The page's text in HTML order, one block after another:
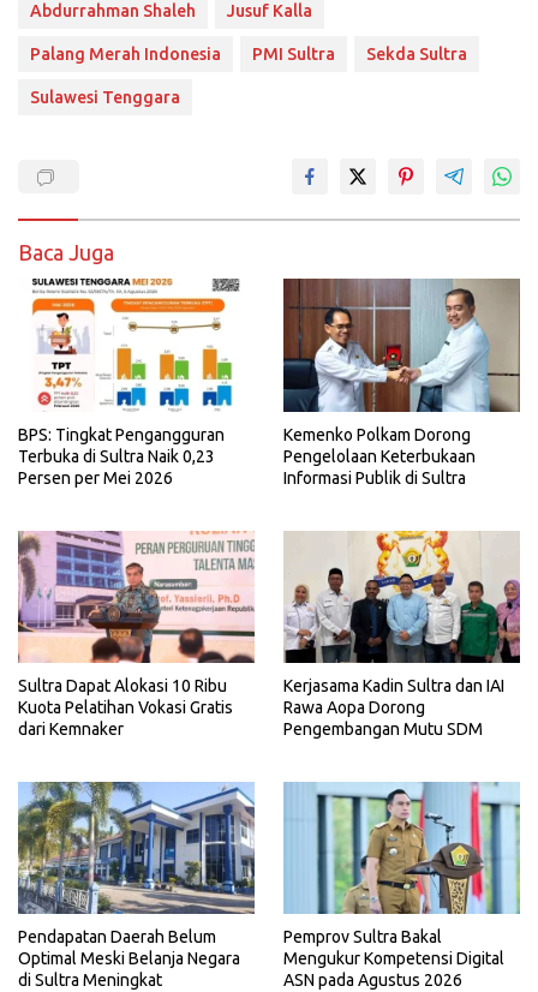
Abdurrahman Shaleh Jusuf Kalla
Palang Merah Indonesia PMI Sultra Sekda Sultra
Sulawesi Tenggara
Baca Juga
BPS: Tingkat Pengangguran
Terbuka di Sultra Naik 0,23
Persen per Mei 2026
Kemenko Polkam Dorong
Pengelolaan Keterbukaan
Informasi Publik di Sultra
Sultra Dapat Alokasi 10 Ribu
Kuota Pelatihan Vokasi Gratis
dari Kemnaker
Kerjasama Kadin Sultra dan IAI
Rawa Aopa Dorong
Pengembangan Mutu SDM
Pendapatan Daerah Belum
Optimal Meski Belanja Negara
di Sultra Meningkat
Pemprov Sultra Bakal
Mengukur Kompetensi Digital
ASN pada Agustus 2026